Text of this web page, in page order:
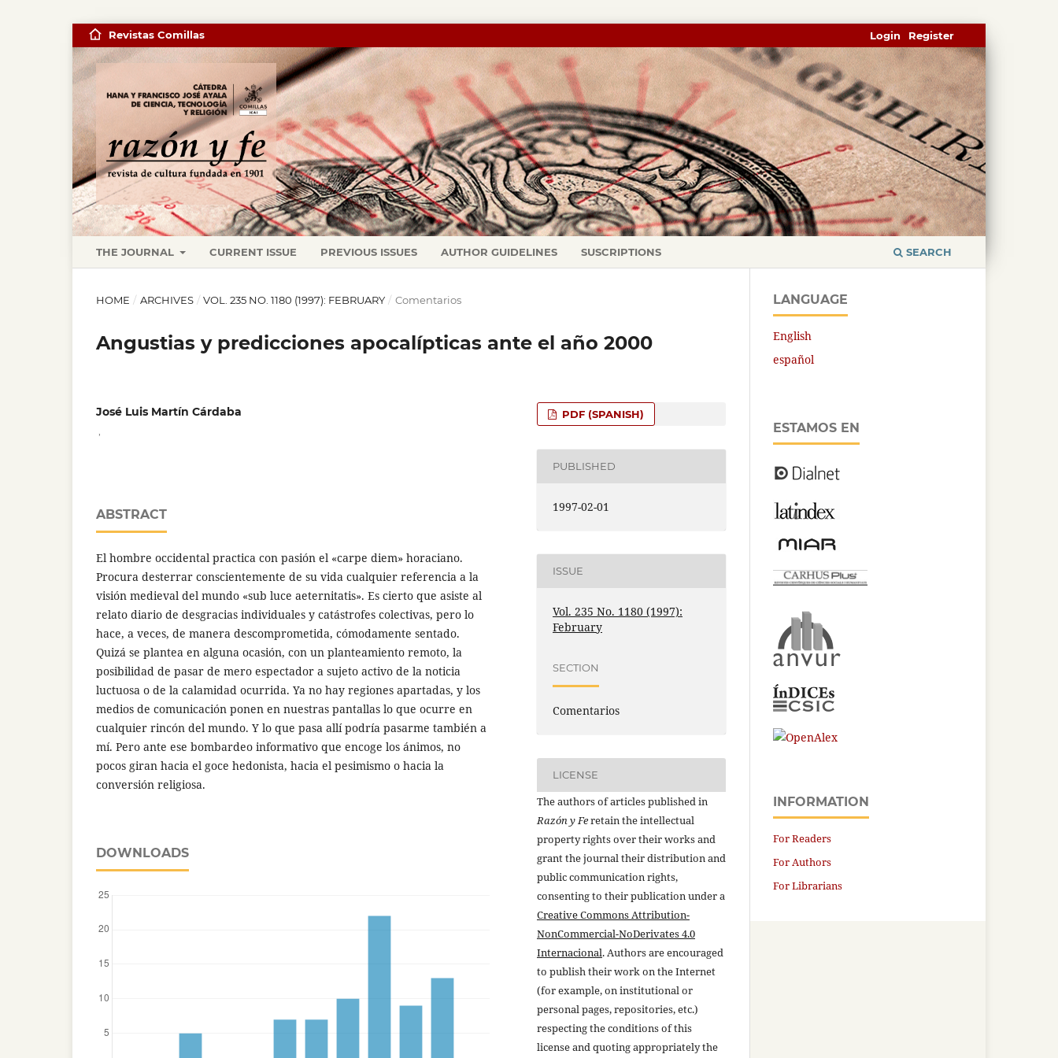
THE JOURNAL CURRENT ISSUE PREVIOUS ISSUES AUTHOR GUIDELINES SUSCRIPTIONS SEARCH
Revistas Comillas Register
Login
HOME / ARCHIVES / VOL. 235 NO. 1180 (1997): FEBRUARY / Comentarios
Angustias y predicciones apocalípticas ante el año 2000
José Luis Martín Cárdaba
ABSTRACT
El hombre occidental practica con pasión el «carpe diem» horaciano.
Procura desterrar conscientemente de su vida cualquier referencia a la
visión medieval del mundo «sub luce aeternitatis». Es cierto que asiste al
relato diario de desgracias individuales y catástrofes colectivas, pero lo
hace, a veces, de manera descomprometida, cómodamente sentado.
Quizá se plantea en alguna ocasión, con un planteamiento remoto, la
posibilidad de pasar de mero espectador a sujeto activo de la noticia
luctuosa o de la calamidad ocurrida. Ya no hay regiones apartadas, y los
medios de comunicación ponen en nuestras pantallas lo que ocurre en
cualquier rincón del mundo. Y lo que pasa allí podría pasarme también a
mí. Pero ante ese bombardeo informativo que encoge los ánimos, no
pocos giran hacia el goce hedonista, hacia el pesimismo o hacia la
conversión religiosa.
DOWNLOADS
PDF (SPANISH)
PUBLISHED
1997-02-01
ISSUE
Vol. 235 No. 1180 (1997):
February
SECTION
Comentarios
LICENSE
The authors of articles published in
Razón y Feretain the intellectual
property rights over their works and
grant the journal their distribution and
public communication rights,
consenting to their publication under a
Creative Commons Attribution-
NonCommercial-NoDerivates 4.0
Internacional. Authors are encouraged
to publish their work on the Internet
(for example, on institutional or
personal pages, repositories, etc.)
respecting the conditions of this
license and quoting appropriately the
LANGUAGE
English
español
ESTAMOS EN
INFORMATION
For Readers
For Authors
For Librarians